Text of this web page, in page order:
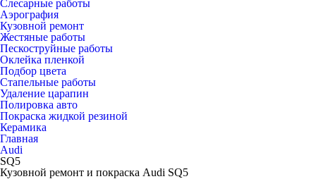
Слесарные работы
Аэрография
Кузовной ремонт
Жестяные работы
Пескоструйные работы
Оклейка пленкой
Подбор цвета
Стапельные работы
Удаление царапин
Полировка авто
Покраска жидкой резиной
Керамика
Главная
Audi
SQ5
Кузовной ремонт и покраска Audi SQ5